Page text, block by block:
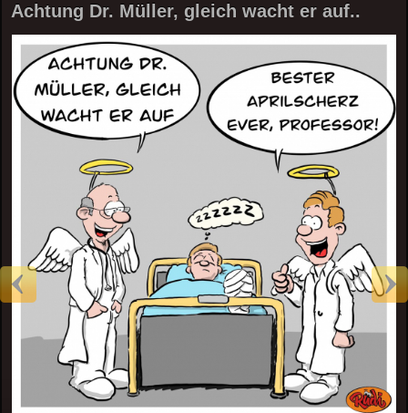
Achtung Dr. Müller, gleich wacht er auf..